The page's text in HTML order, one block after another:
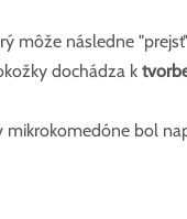
môže následne
dochádza k
mikrokomedóne bol